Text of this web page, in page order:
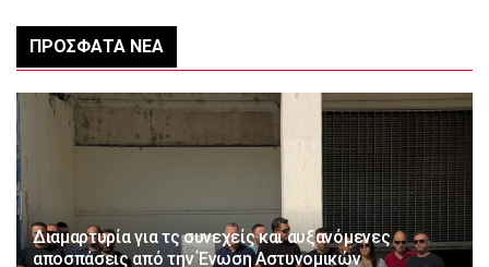
ΠΡΌΣΦΑΤΑ ΝΈΑ
Διαμαρτυρία για τς συνεχείς και αυξανόμενες
αποσπάσεις από την Ένωση Αστυνομικών